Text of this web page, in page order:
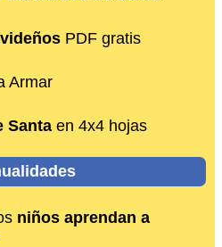
PDF gratis
Armar
Santa en 4x4 hojas
niños aprendan a